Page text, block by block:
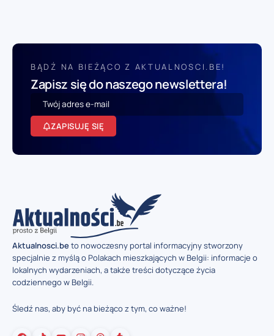
BĄDŹ NA BIEŻĄCO Z AKTUALNOSCI.BE!
Zapisz się do naszego newslettera!
ZAPISUJĘ SIĘ
Aktualnosci.beto nowoczesny portal informacyjny stworzony
specjalnie z myślą o Polakach mieszkających w Belgii: informacje o
lokalnych wydarzeniach, a także treści dotyczące życia
codziennego w Belgii.
Śledź nas, aby być na bieżąco z tym, co ważne!